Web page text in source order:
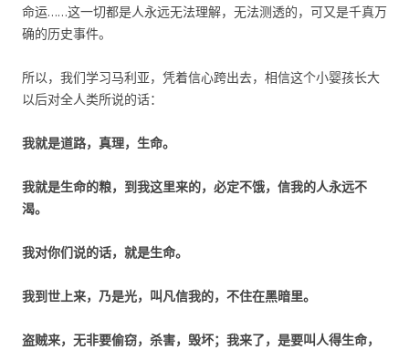
命运……这一切都是人永远无法理解，无法测透的，可又是千真万
确的历史事件。
所以，我们学习马利亚，凭着信心跨出去，相信这个小婴孩长大
以后对全人类所说的话：
我就是道路，真理，生命。
我就是生命的粮，到我这里来的，必定不饿，信我的人永远不
渴。
我对你们说的话，就是生命。
我到世上来，乃是光，叫凡信我的，不住在黑暗里。
盗贼来，无非要偷窃，杀害，毁坏；我来了，是要叫人得生命，